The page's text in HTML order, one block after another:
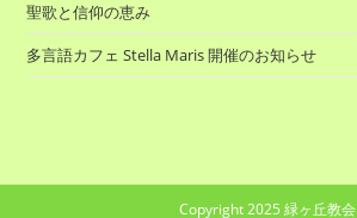
聖歌と信仰の恵み
多言語カフェ Stella Maris 開催のお知らせ
Copyright 2025 緑ヶ丘教会